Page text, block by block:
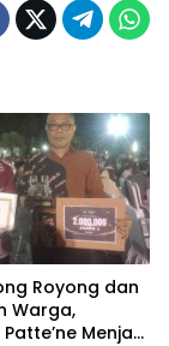
Royong dan
Warga,
Menjadi